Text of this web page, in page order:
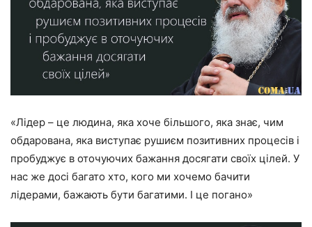
«Лідер – це людина, яка хоче більшого, яка знає, чим
обдарована, яка виступає рушиєм позитивних процесів і
пробуджує в оточуючих бажання досягати своїх цілей. У
нас же досі багато хто, кого ми хочемо бачити
лідерами, бажають бути багатими. І це погано»